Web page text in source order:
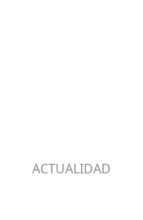
ACTUALIDAD